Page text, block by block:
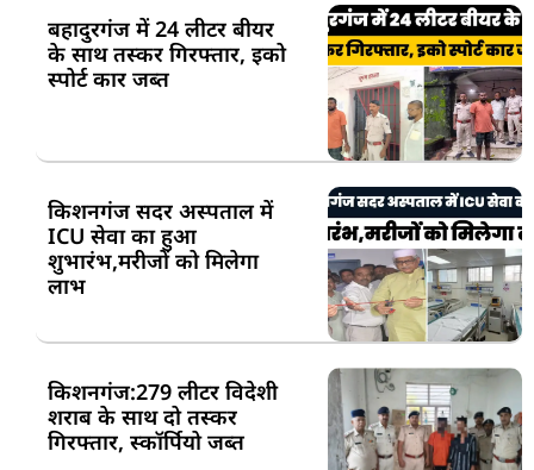
बहादुरगंज में 24 लीटर बीयर
के साथ तस्कर गिरफ्तार, इको
स्पोर्ट कार जब्त
किशनगंज सदर अस्पताल में
ICU सेवा का हुआ
शुभारंभ,मरीजों को मिलेगा
लाभ
किशनगंज:279 लीटर विदेशी
शराब के साथ दो तस्कर
गिरफ्तार, स्कॉर्पियो जब्त